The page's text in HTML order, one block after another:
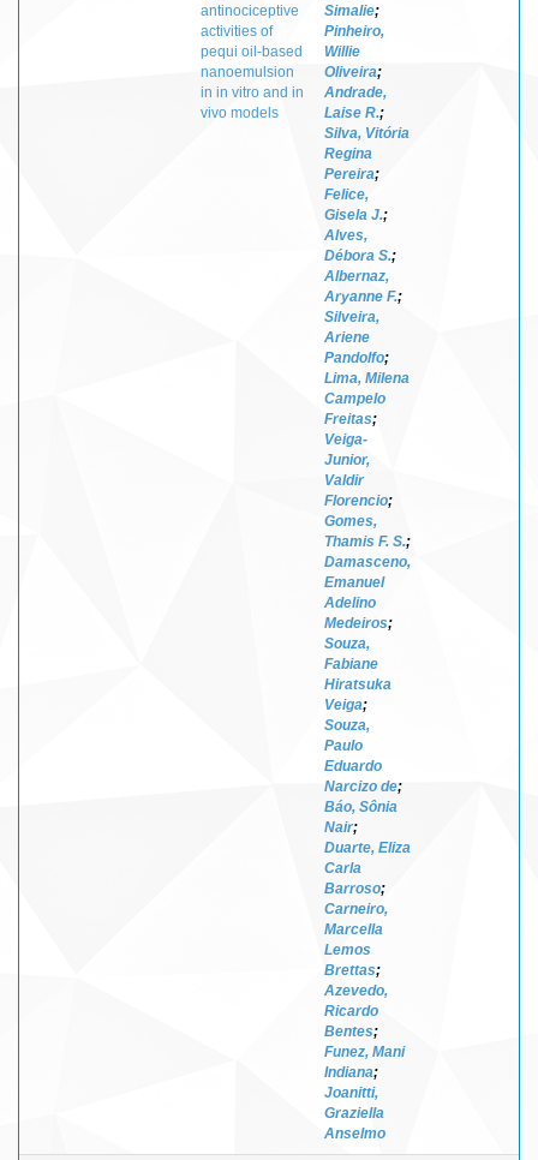
antinociceptive
activities of
pequi oil-based
nanoemulsion
in in vitro and in
vivo models
Simalie;
Pinheiro,
Willie
Oliveira;
Andrade,
Laise R.;
Silva, Vitória
Regina
Pereira;
Felice,
Gisela J.;
Alves,
Débora S.;
Albernaz,
Aryanne F.;
Silveira,
Ariene
Pandolfo;
Lima, Milena
Campelo
Freitas;
Veiga-
Junior,
Valdir
Florencio;
Gomes,
Thamis F. S.;
Damasceno,
Emanuel
Adelino
Medeiros;
Souza,
Fabiane
Hiratsuka
Veiga;
Souza,
Paulo
Eduardo
Narcizo de;
Báo, Sônia
Nair;
Duarte, Eliza
Carla
Barroso;
Carneiro,
Marcella
Lemos
Brettas;
Azevedo,
Ricardo
Bentes;
Funez, Mani
Indiana;
Joanitti,
Graziella
Anselmo